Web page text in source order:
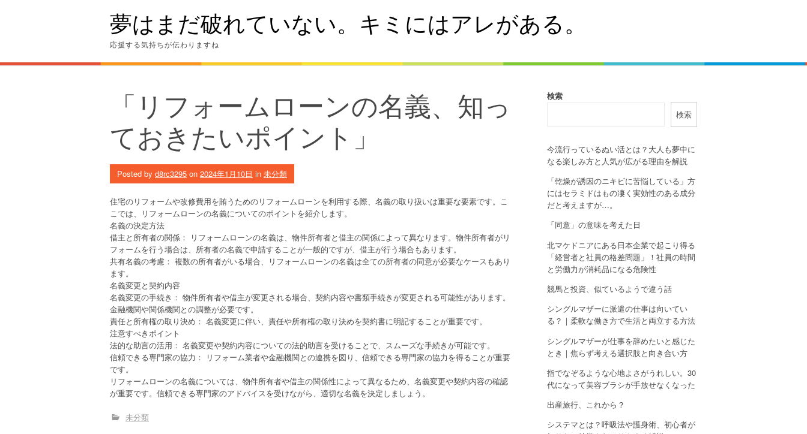
夢はまだ破れていない。キミにはアレがある。
応援する気持ちが伝わりますね
「リフォームローンの名義、知っ
ておきたいポイント」
Posted by d8rc3295 on 2024年1月10日 in 未分類
住宅のリフォームや改修費用を賄うためのリフォームローンを利用する際、名義の取り扱いは重要な要素です。こ
こでは、リフォームローンの名義についてのポイントを紹介します。
名義の決定方法
借主と所有者の関係： リフォームローンの名義は、物件所有者と借主の関係によって異なります。物件所有者がリ
フォームを行う場合は、所有者の名義で申請することが一般的ですが、借主が行う場合もあります。
共有名義の考慮： 複数の所有者がいる場合、リフォームローンの名義は全ての所有者の同意が必要なケースもあり
ます。
名義変更と契約内容
名義変更の手続き： 物件所有者や借主が変更される場合、契約内容や書類手続きが変更される可能性があります。
金融機関や関係機関との調整が必要です。
責任と所有権の取り決め： 名義変更に伴い、責任や所有権の取り決めを契約書に明記することが重要です。
注意すべきポイント
法的な助言の活用： 名義変更や契約内容についての法的助言を受けることで、スムーズな手続きが可能です。
信頼できる専門家の協力： リフォーム業者や金融機関との連携を図り、信頼できる専門家の協力を得ることが重要
です。
リフォームローンの名義については、物件所有者や借主の関係性によって異なるため、名義変更や契約内容の確認
が重要です。信頼できる専門家のアドバイスを受けながら、適切な名義を決定しましょう。
未分類
検索
検索
今流行っているぬい活とは？大人も夢中に
なる楽しみ方と人気が広がる理由を解説
「乾燥が誘因のニキビに苦悩している」方
にはセラミドはもの凄く実効性のある成分
だと考えますが…。
「同意」の意味を考えた日
北マケドニアにある日本企業で起こり得る
「経営者と社員の格差問題」！社員の時間
と労働力が消耗品になる危険性
競馬と投資、似ているようで違う話
シングルマザーに派遣の仕事は向いてい
る？｜柔軟な働き方で生活と両立する方法
シングルマザーが仕事を辞めたいと感じた
とき｜焦らず考える選択肢と向き合い方
指でなぞるような心地よさがうれしい。30
代になって美容ブラシが手放せなくなった
出産旅行、これから？
システマとは？呼吸法や護身術、初心者が